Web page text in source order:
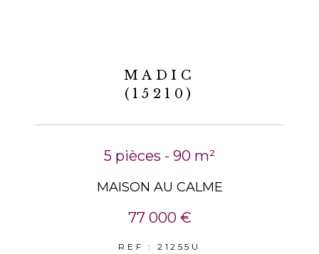
MADIC
(15210)
5 pièces - 90 m²
MAISON AU CALME
77 000 €
REF : 21255U